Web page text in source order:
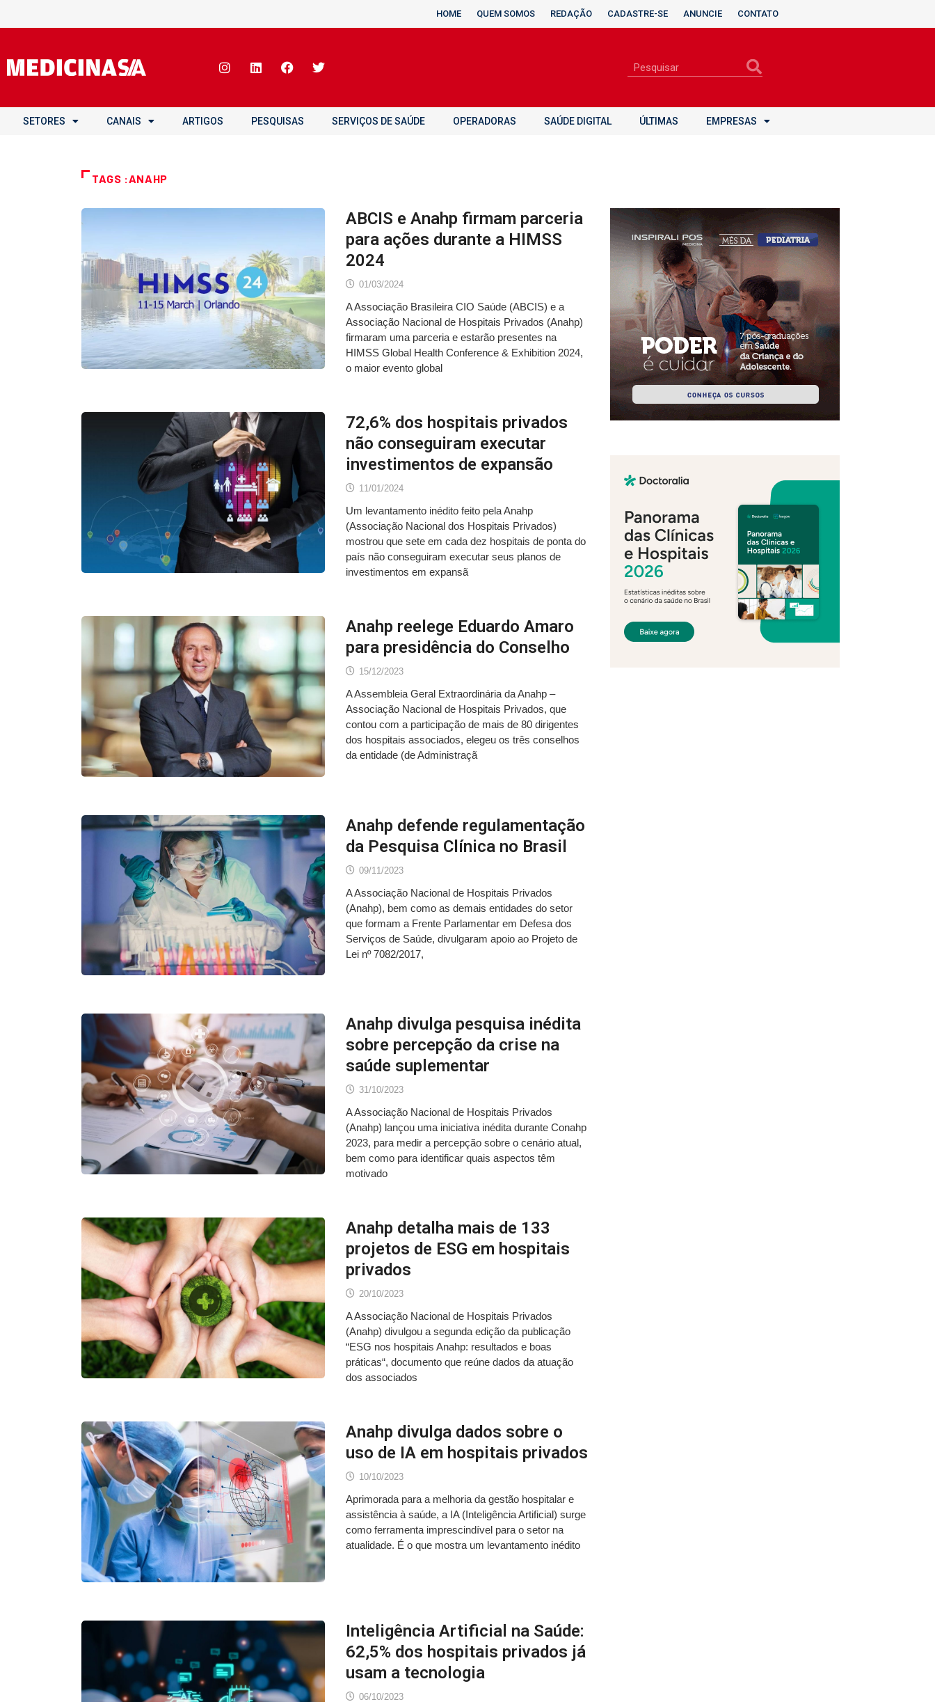
HOME QUEM SOMOS REDAÇÃO CADASTRE-SE ANUNCIE CONTATO
SETORES CANAIS ARTIGOS PESQUISAS SERVIÇOS DE SAÚDE OPERADORAS SAÚDE DIGITAL ÚLTIMAS EMPRESAS
TAGS :ANAHP
ABCIS e Anahp firmam parceria
para ações durante a HIMSS
2024
01/03/2024
A Associação Brasileira CIO Saúde (ABCIS) e a
Associação Nacional de Hospitais Privados (Anahp)
firmaram uma parceria e estarão presentes na
HIMSS Global Health Conference & Exhibition 2024,
o maior evento global
72,6% dos hospitais privados
não conseguiram executar
investimentos de expansão
11/01/2024
Um levantamento inédito feito pela Anahp
(Associação Nacional dos Hospitais Privados)
mostrou que sete em cada dez hospitais de ponta do
país não conseguiram executar seus planos de
investimentos em expansã
Anahp reelege Eduardo Amaro
para presidência do Conselho
15/12/2023
A Assembleia Geral Extraordinária da Anahp –
Associação Nacional de Hospitais Privados, que
contou com a participação de mais de 80 dirigentes
dos hospitais associados, elegeu os três conselhos
da entidade (de Administraçã
Anahp defende regulamentação
da Pesquisa Clínica no Brasil
09/11/2023
A Associação Nacional de Hospitais Privados
(Anahp), bem como as demais entidades do setor
que formam a Frente Parlamentar em Defesa dos
Serviços de Saúde, divulgaram apoio ao Projeto de
Lei nº 7082/2017,
Anahp divulga pesquisa inédita
sobre percepção da crise na
saúde suplementar
31/10/2023
A Associação Nacional de Hospitais Privados
(Anahp) lançou uma iniciativa inédita durante Conahp
2023, para medir a percepção sobre o cenário atual,
bem como para identificar quais aspectos têm
motivado
Anahp detalha mais de 133
projetos de ESG em hospitais
privados
20/10/2023
A Associação Nacional de Hospitais Privados
(Anahp) divulgou a segunda edição da publicação
“ESG nos hospitais Anahp: resultados e boas
práticas“, documento que reúne dados da atuação
dos associados
Anahp divulga dados sobre o
uso de IA em hospitais privados
10/10/2023
Aprimorada para a melhoria da gestão hospitalar e
assistência à saúde, a IA (Inteligência Artificial) surge
como ferramenta imprescindível para o setor na
atualidade. É o que mostra um levantamento inédito
Inteligência Artificial na Saúde:
62,5% dos hospitais privados já
usam a tecnologia
06/10/2023